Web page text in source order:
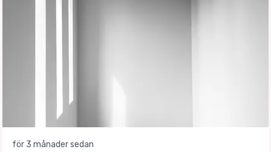
för 3 månader sedan